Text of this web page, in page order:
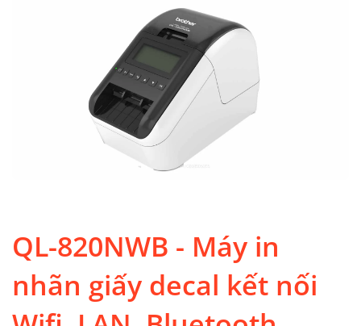
QL-820NWB - Máy in
nhãn giấy decal kết nối